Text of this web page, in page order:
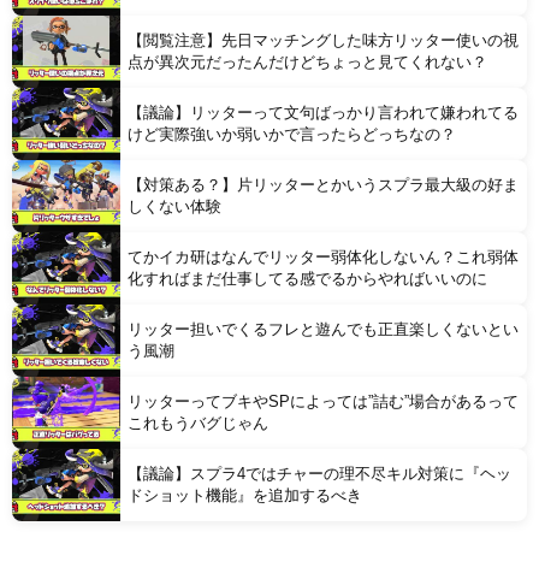
【閲覧注意】先日マッチングした味方リッター使いの視
点が異次元だったんだけどちょっと見てくれない？
【議論】リッターって文句ばっかり言われて嫌われてる
けど実際強いか弱いかで言ったらどっちなの？
【対策ある？】片リッターとかいうスプラ最大級の好ま
しくない体験
てかイカ研はなんでリッター弱体化しないん？これ弱体
化すればまだ仕事してる感でるからやればいいのに
リッター担いでくるフレと遊んでも正直楽しくないとい
う風潮
リッターってブキやSPによっては”詰む”場合があるって
これもうバグじゃん
【議論】スプラ4ではチャーの理不尽キル対策に『ヘッ
ドショット機能』を追加するべき